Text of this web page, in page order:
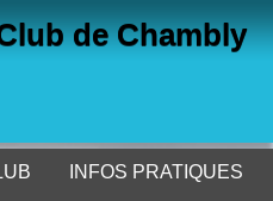
de Chambly
INFOS PRATIQUES